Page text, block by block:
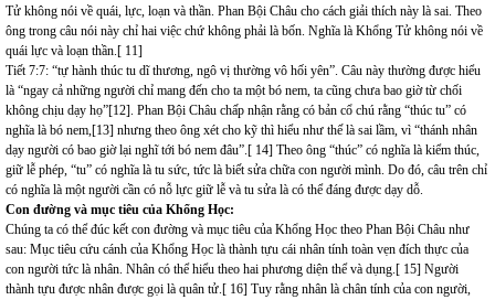
Tử không nói về quái, lực, loạn và thần. Phan Bội Châu cho cách giải thích này là sai. Theo
ông trong câu nói này chỉ hai việc chứ không phải là bốn. Nghĩa là Khổng Tử không nói về
quái lực và loạn thần.[ 11]
Tiết 7:7: “tự hành thúc tu dĩ thương, ngô vị thường vô hối yên”. Câu này thường được hiểu
là “ngay cả những người chỉ mang đến cho ta một bó nem, ta cũng chưa bao giờ từ chối
không chịu dạy họ”[12]. Phan Bội Châu chấp nhận rằng có bản cổ chú rằng “thúc tu” có
nghĩa là bó nem,[13] nhưng theo ông xét cho kỹ thì hiểu như thế là sai lầm, vì “thánh nhân
dạy người có bao giờ lại nghĩ tới bó nem đâu”.[ 14] Theo ông “thúc” có nghĩa là kiểm thúc,
giữ lễ phép, “tu” có nghĩa là tu sức, tức là biết sửa chữa con người mình. Do đó, câu trên chỉ
có nghĩa là một người cần có nỗ lực giữ lễ và tu sửa là có thể đáng được dạy dỗ.
Con đường và mục tiêu của Khổng Học:
Chúng ta có thể đúc kết con đường và mục tiêu của Khổng Học theo Phan Bội Châu như
sau: Mục tiêu cứu cánh của Khổng Học là thành tựu cái nhân tính toàn vẹn đích thực của
con người tức là nhân. Nhân có thể hiểu theo hai phương diện thể và dụng.[ 15] Người
thành tựu được nhân được gọi là quân tử.[ 16] Tuy rằng nhân là chân tính của con người,